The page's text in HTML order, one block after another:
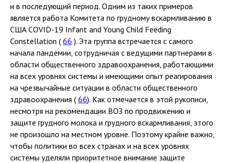
и в последующий период. Одним из таких примеров
является работа Комитета по грудному вскармливанию в
США COVID-19 Infant and Young Child Feeding
Constellation (66 ). Эта группа встречается с самого
начала пандемии, сотрудничая с ведущими партнерами в
области общественного здравоохранения, работающими
на всех уровнях системы и имеющими опыт реагирования
на чрезвычайные ситуации в области общественного
здравоохранения (66). Как отмечается в этой рукописи,
несмотря на рекомендации ВОЗ по продвижению и
защите грудного молока и грудного вскармливания, этого
не произошло на местном уровне. Поэтому крайне важно,
чтобы политики во всех странах и на всех уровнях
системы уделяли приоритетное внимание защите